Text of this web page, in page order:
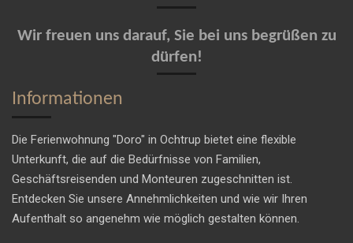
Wir freuen uns darauf, Sie bei uns begrüßen zu
dürfen!
Informationen
Die Ferienwohnung "Doro" in Ochtrup bietet eine flexible
Unterkunft, die auf die Bedürfnisse von Familien,
Geschäftsreisenden und Monteuren zugeschnitten ist.
Entdecken Sie unsere Annehmlichkeiten und wie wir Ihren
Aufenthalt so angenehm wie möglich gestalten können.